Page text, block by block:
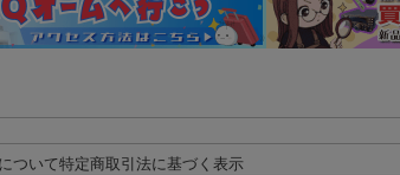
ついて特定商取引法に基づく表示